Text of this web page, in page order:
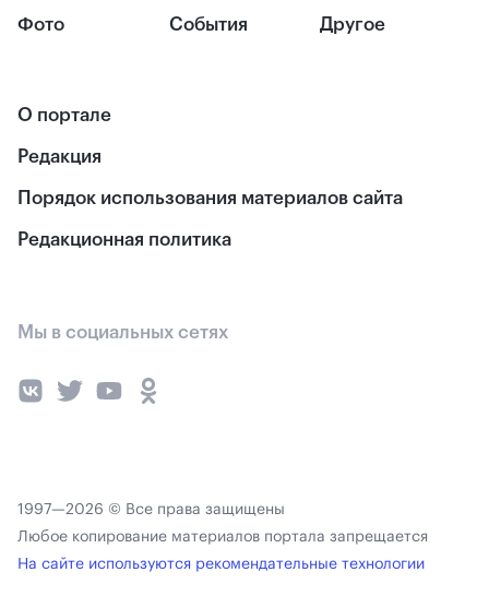
Фото События Другое
О портале
Редакция
Порядок использования материалов сайта
Редакционная политика
Мы в социальных сетях
1997—2026 © Все права защищены
Любое копирование материалов портала запрещается
На сайте используются рекомендательные технологии